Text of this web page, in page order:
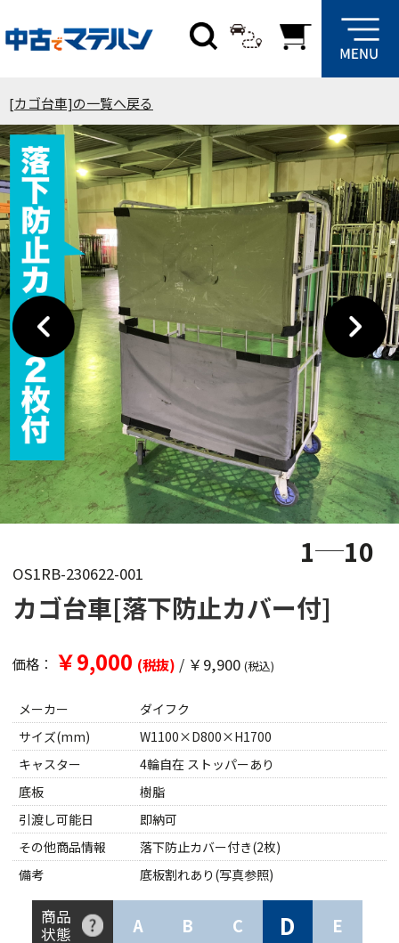
[カゴ台車]の一覧へ戻る
1 10
OS1RB-230622-001
カゴ台車[落下防止カバー付]
価格： ￥9,000 (税抜) / ￥9,900 (税込)
メーカー
ダイフク
サイズ(mm)
W1100×D800×H1700
キャスター
4輪自在 ストッパーあり
底板
樹脂
引渡し可能日
即納可
その他商品情報
落下防止カバー付き(2枚)
備考
底板割れあり(写真参照)
商品
状態
A B C D E